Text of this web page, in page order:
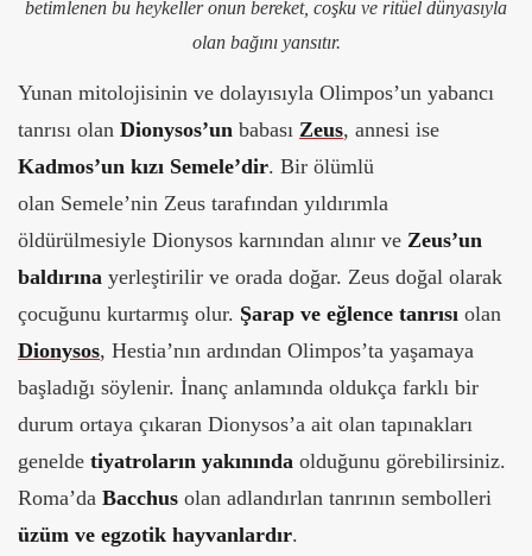
betimlenen bu heykeller onun bereket, coşku ve ritüel dünyasıyla
olan bağını yansıtır.
Yunan mitolojisinin ve dolayısıyla Olimpos’un yabancı
tanrısı olan Dionysos’un babası Zeus, annesi ise
Kadmos’un kızı Semele’dir. Bir ölümlü
olan Semele’nin Zeus tarafından yıldırımla
öldürülmesiyle Dionysos karnından alınır ve Zeus’un
baldırına yerleştirilir ve orada doğar. Zeus doğal olarak
çocuğunu kurtarmış olur. Şarap ve eğlence tanrısı olan
Dionysos, Hestia’nın ardından Olimpos’ta yaşamaya
başladığı söylenir. İnanç anlamında oldukça farklı bir
durum ortaya çıkaran Dionysos’a ait olan tapınakları
genelde tiyatroların yakınında olduğunu görebilirsiniz.
Roma’da Bacchus olan adlandırlan tanrının sembolleri
üzüm ve egzotik hayvanlardır.